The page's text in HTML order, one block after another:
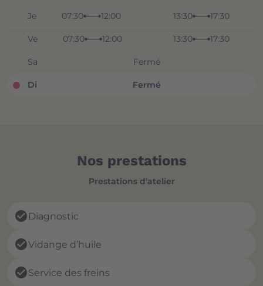
Je 07:30 12:00 13:30 17:30
Ve 07:30 12:00 13:30 17:30
Sa Fermé
Di Fermé
Nos prestations
Prestations d'atelier
check_circle Diagnostic
check_circleVidange d’huile
check_circleService des freins